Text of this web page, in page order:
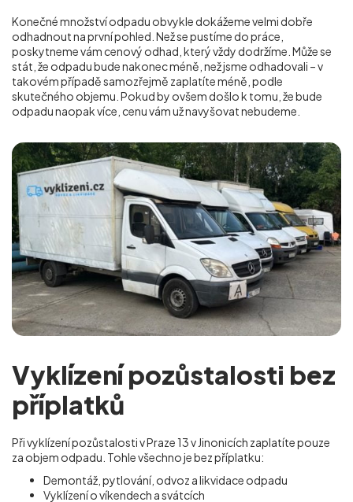
Konečné množství odpadu obvykle dokážeme velmi dobře
odhadnout na první pohled. Než se pustíme do práce,
poskytneme vám cenový odhad, který vždy dodržíme. Může se
stát, že odpadu bude nakonec méně, než jsme odhadovali – v
takovém případě samozřejmě zaplatíte méně, podle
skutečného objemu. Pokud by ovšem došlo k tomu, že bude
odpadu naopak více, cenu vám už navyšovat nebudeme.
Vyklízení pozůstalosti bez
příplatků
Při vyklízení pozůstalosti v Praze 13 v Jinonicích zaplatíte pouze
za objem odpadu. Tohle všechno je bez příplatku:
Demontáž, pytlování, odvoz a likvidace odpadu
Vyklízení o víkendech a svátcích